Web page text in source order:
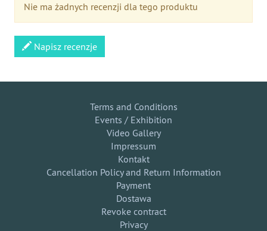
Nie ma żadnych recenzji dla tego produktu
Napisz recenzje
Terms and Conditions
Events / Exhibition
Video Gallery
Impressum
Kontakt
Cancellation Policy and Return Information
Payment
Dostawa
Revoke contract
Privacy